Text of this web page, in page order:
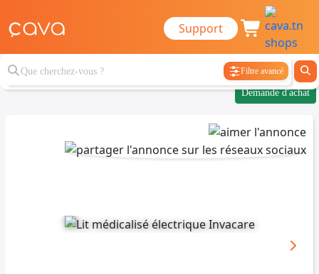
Support
Filtre avancé
Demande d'achat